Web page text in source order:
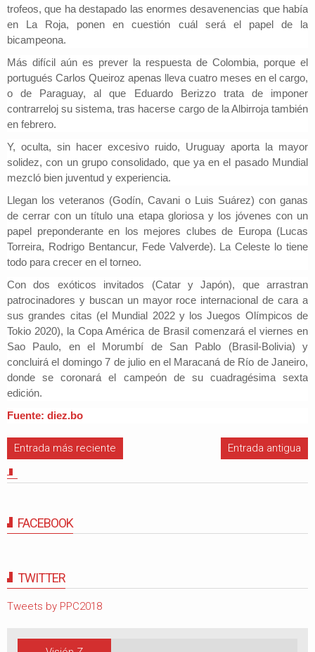
trofeos,que ha destapado las enormes desavenencias que había
en La Roja, ponen en cuestión cuál será el papel de la
bicampeona.
Más difícil aún es prever la respuesta de Colombia, porque el
portugués Carlos Queiroz apenas lleva cuatro meses en el cargo,
o de Paraguay,al que Eduardo Berizzo trata de imponer
contrarreloj su sistema, tras hacerse cargo de la Albirroja también
en febrero.
Y, oculta, sin hacer excesivo ruido, Uruguay aporta la mayor
solidez,con un grupo consolidado, que ya en el pasado Mundial
mezcló bien juventud y experiencia.
Llegan los veteranos (Godín, Cavani o Luis Suárez) con ganas
de cerrar con un título una etapa gloriosa y los jóvenes con un
papel preponderante en los mejores clubes de Europa (Lucas
Torreira, Rodrigo Bentancur, Fede Valverde). La Celeste lo tiene
todo para crecer en el torneo.
Con dos exóticos invitados (Catar y Japón), que arrastran
patrocinadores y buscan un mayor roce internacional de cara a
sus grandes citas (el Mundial 2022 y los Juegos Olímpicos de
Tokio 2020), la Copa América de Brasil comenzará el viernes en
Sao Paulo, en el Morumbí de San Pablo (Brasil-Bolivia) y
concluirá el domingo 7 de julio en el Maracaná de Río de Janeiro,
donde se coronará el campeón de su cuadragésima sexta
edición.
Fuente: diez.bo
Entrada más reciente Entrada antigua
FACEBOOK
TWITTER
Tweets by PPC2018